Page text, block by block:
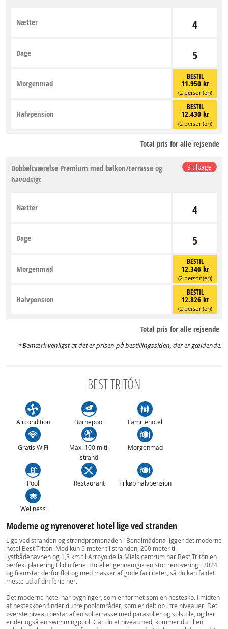
4
Nætter
5
Dage
BESTIL
11.950 kr
(2 person(er))
Morgenmad
BESTIL
12.430 kr
(2 person(er))
Halvpension
Total pris for alle rejsende
9 tilbage
Dobbeltværelse Premium med balkon/terrasse og
havudsigt
4
Nætter
5
Dage
BESTIL
12.346 kr
(2 person(er))
Morgenmad
BESTIL
12.826 kr
(2 person(er))
Halvpension
Total pris for alle rejsende
Bemærk venligst at det er prisen på bestillingssiden, der er gældende.
BEST TRITÓN
Aircondition Børnepool Familiehotel
Gratis WiFi
Max. 100 m til
strand
Morgenmad
Pool Restaurant Tilkøb halvpension
Wellness
Moderne og nyrenoveret hotel lige ved stranden
Lige ved stranden og strandpromenaden i Benalmádena ligger det moderne
hotel Best Tritón. Med kun 5 meter til stranden, 200 meter til
lystbådehavnen og 1,8 km til Arroyo de la Miels centrum har Best Tritón en
perfekt placering til din ferie. Hotellet gennemgik en stor renovering i 2024
og fremstår derfor flot og med masser af gode faciliteter, så du kan få det
meste ud af din ferie her.
Det moderne hotel har bygninger, som er formet som en hestesko. I midten
af hesteskoen finder du tre poolområder, som er delt op i tre niveauer. Det
øverste niveau består af en solterrasse med parasoller og solstole, og her
er der også en swimmingpool. Går du et niveau ned, kommer du til en